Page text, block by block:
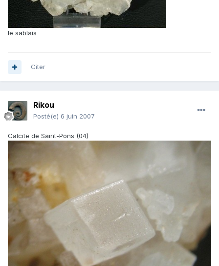
le sablais
Citer
Rikou
Posté(e) 6 juin 2007
Calcite de Saint-Pons (04)